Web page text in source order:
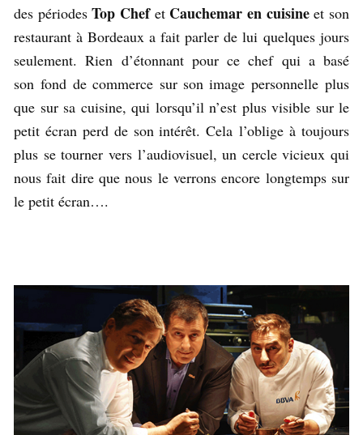
des périodesTop Chefet Cauchemar en cuisineet son
restaurant à Bordeaux a fait parler de lui quelques jours
seulement. Rien d’étonnant pour ce chef qui a basé
son fond de commerce sur son image personnelle plus
que sur sa cuisine, qui lorsqu’il n’est plus visible sur le
petit écran perd de son intérêt. Cela l’oblige à toujours
plus se tourner vers l’audiovisuel, un cercle vicieux qui
nous fait dire que nous le verrons encore longtemps sur
le petit écran….